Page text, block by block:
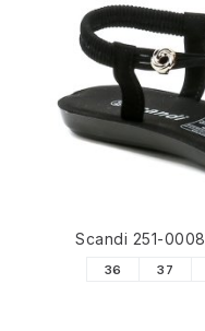
Scandi 251-
36 37